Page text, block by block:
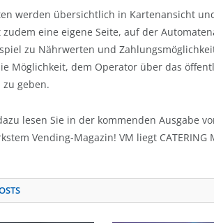
werden übersichtlich in Kartenansicht
zudem eine eigene Seite, auf der
zu Nährwerten und
Möglichkeit, dem Operator über das
geben.
lesen Sie in der kommenden Ausgabe
Vending-Magazin! VM liegt CATERING